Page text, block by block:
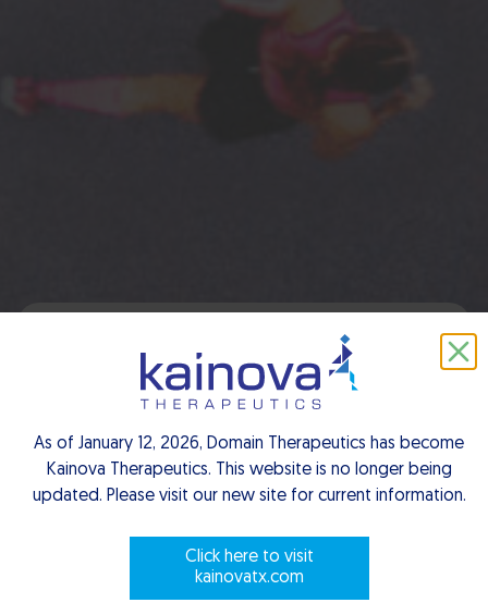
Power of GPCRs
Scroll to explore
As of January 12, 2026, Domain Therapeutics has become
Kainova Therapeutics. This website is no longer being
updated. Please visit our new site for current information.
Click here to visit
kainovatx.com